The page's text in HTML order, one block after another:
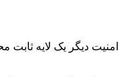
امنیت دیگر یک لایه